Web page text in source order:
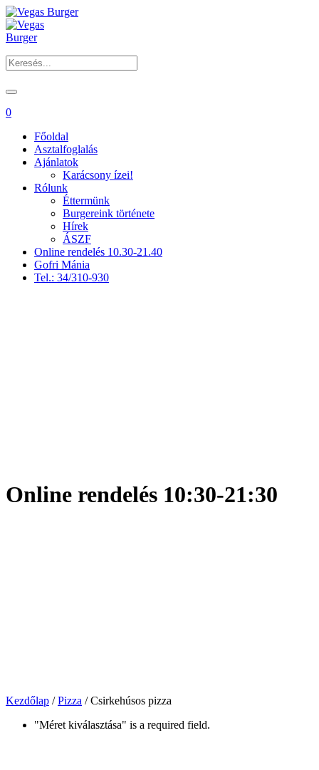
0
Főoldal
Asztalfoglalás
Ajánlatok
Karácsony ízei!
Rólunk
Éttermünk
Burgereink története
Hírek
ÁSZF
Online rendelés 10.30-21.40
Gofri Mánia
Tel.: 34/310-930
Online rendelés 10:30-21:30
Kezdőlap /Pizza / Csirkehúsos pizza
"Méret kiválasztása" is a required field.